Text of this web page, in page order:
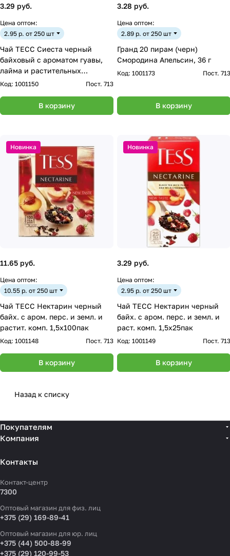
3.29 руб.
Цена оптом:
2.95 р. от 250 шт
Чай ТЕСС Сиеста черный
байховый с ароматом гуавы,
лайма и растительных
компонентов 1,5г*25
Код: 1001150 Пост. 713
В корзину
3.28 руб.
Цена оптом:
2.89 р. от 250 шт
Гранд 20 пирам (черн)
Смородина Апельсин, 36 г
Код: 1001173 Пост. 713
В корзину
Новинка
11.65 руб.
Цена оптом:
10.55 р. от 250 шт
Чай ТЕСС Нектарин черный
байх. с аром. перс. и земл. и
растит. комп. 1,5х100пак
Код: 1001148 Пост. 713
В корзину
Новинка
3.29 руб.
Цена оптом:
2.95 р. от 250 шт
Чай ТЕСС Нектарин черный
байх. с аром. перс. и земл. и
раст. комп. 1,5х25пак
Код: 1001149 Пост. 713
В корзину
Назад к списку
Покупателям
Компания
Контакты
Контакт-центр
7300
Оптовый магазин для физ. лиц
+375 (29) 169-89-41
Оптовый магазин для юр. лиц
+375 (44) 500-88-99
+375 (29) 120-99-53